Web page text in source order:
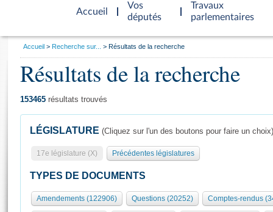
Accueil
d'accueil
Vos
députés
Travaux
parlementaires
Présidence
577 députés
Séance publique
Commissions et autres organes
Général
Rôle et pouvoirs de l'Assemblée
Organisation de l'Assemblée
Visiter l'Assemblée
Visite virtuelle du palais Bourbon
Vous
Accueil Recherche sur... Résultats de la recherche
Résultats de la recherche
153465 résultats trouvés
LÉGISLATURE (Cliquez sur l'un des boutons pour faire un choix)
17e législature (X) Précédentes législatures
TYPES DE DOCUMENTS
Amendements (122906) Questions (20252) Comptes-rendus